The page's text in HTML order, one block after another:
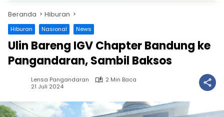
Beranda Hiburan
Hiburan Nasional News
Ulin Bareng IGV Chapter Bandung ke
Pangandaran, Sambil Baksos
Lensa Pangandaran
2 Min Baca
21 Juli 2024